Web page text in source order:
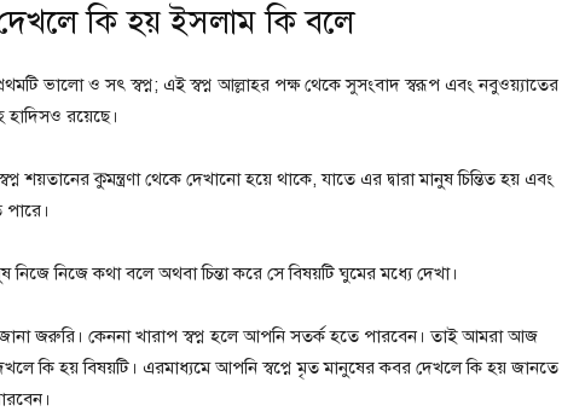
কি হয় ইসলাম কি বলে
ভালো ও সৎ স্বপ্ন; এই স্বপ্ন আল্লাহর পক্ষ থেকে সুসংবাদ স্বরূপ এবং নবুওয়্যাতের
হাদিসও রয়েছে।
শয়তানের কুমন্ত্রণা থেকে দেখানো হয়ে থাকে, যাতে এর দ্বারা মানুষ চিন্তিত হয় এবং
নিজে নিজে কথা বলে অথবা চিন্তা করে সে বিষয়টি ঘুমের মধ্যে দেখা।
জানা জরুরি। কেননা খারাপ স্বপ্ন হলে আপনি সতর্ক হতে পারবেন। তাই আমরা আজ
কি হয় বিষয়টি। এরমাধ্যমে আপনি স্বপ্নে মৃত মানুষের কবর দেখলে কি হয় জানতে